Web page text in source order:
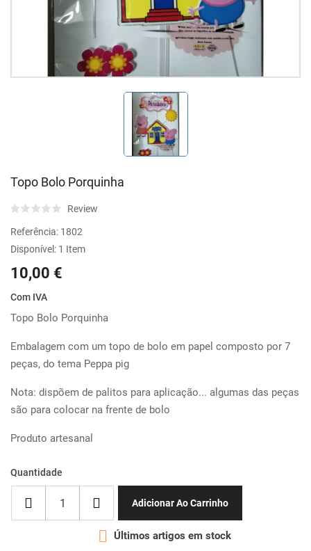
Topo Bolo Porquinha
Review
Referência: 1802
Disponível: 1 Item
10,00 €
Com IVA
Topo Bolo Porquinha
Embalagem com um topo de bolo em papel composto por 7
peças, do tema Peppa pig
Nota: dispõem de palitos para aplicação... algumas das peças
são para colocar na frente de bolo
Produto artesanal
Quantidade
Adicionar Ao Carrinho
 Últimos artigos em stock